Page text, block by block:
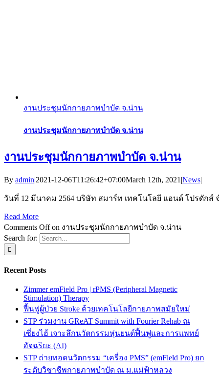
งานประชุมนักกายภาพบำบัด จ.น่าน
งานประชุมนักกายภาพบำบัด จ.น่าน
งานประชุมนักกายภาพบำบัด จ.น่าน
By admin|2021-12-06T11:26:42+07:00March 12th, 2021|News|
วันที่ 12 มีนาคม 2564 บริษัท สมาร์ท เทคโนโลยี แอนด์ โปรดัก
Read More
Comments Offon งานประชุมนักกายภาพบำบัด จ.น่าน
Search for:
Recent Posts
Zimmer emField Pro | rPMS (Peripheral Magnetic
Stimulation) Therapy
ฟื้นฟูผู้ป่วย Stroke ด้วยเทคโนโลยีกายภาพสมัยใหม่
STP ร่วมงาน GReAT Summit with Fourier Rehab ณ
เซี่ยงไฮ้ เจาะลึกนวัตกรรมหุ่นยนต์ฟื้นฟูและการแพทย์
อัจฉริยะ (AI)
STP ถ่ายทอดนวัตกรรม “เครื่อง PMS” (emField Pro) ยก
ระดับวิชาชีพกายภาพบำบัด ณ ม.แม่ฟ้าหลวง